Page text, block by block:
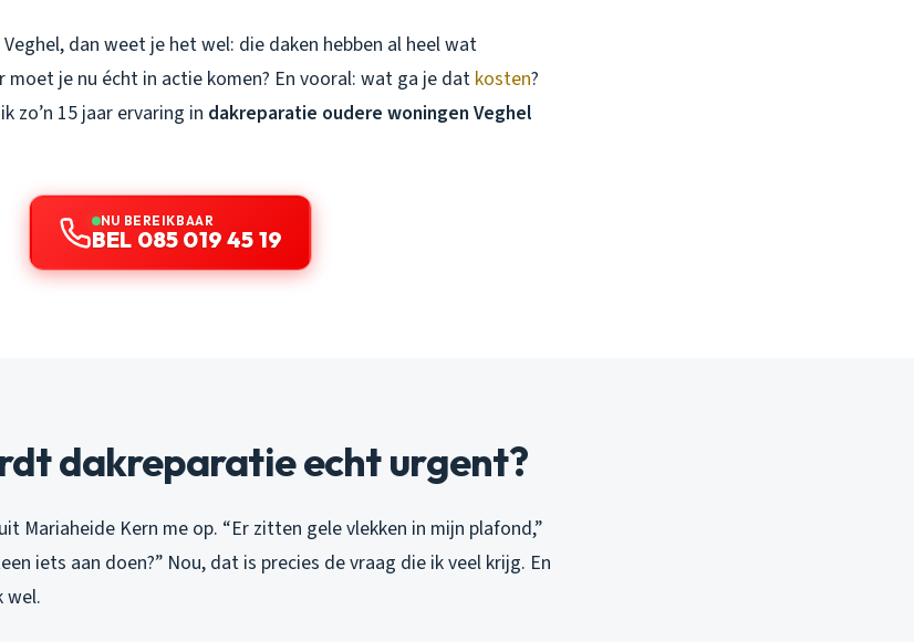
dan weet je het wel: die daken hebben al heel wat
moet je nu écht in actie komen? En vooral: wat ga je dat kosten?
zo’n 15 jaar ervaring in dakreparatie oudere woningen Veghel
NU BEREIKBAAR
BEL 085 019 45 19
dakreparatie echt urgent?
Mariaheide Kern me op. “Er zitten gele vlekken in mijn plafond,”
iets aan doen?” Nou, dat is precies de vraag die ik veel krijg. En
wel.